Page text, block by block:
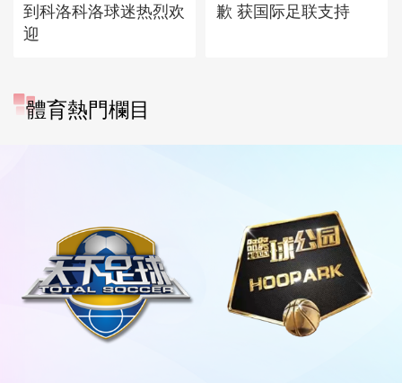
到科洛科洛球迷热烈欢
迎
歉 获国际足联支持
體育熱門欄目